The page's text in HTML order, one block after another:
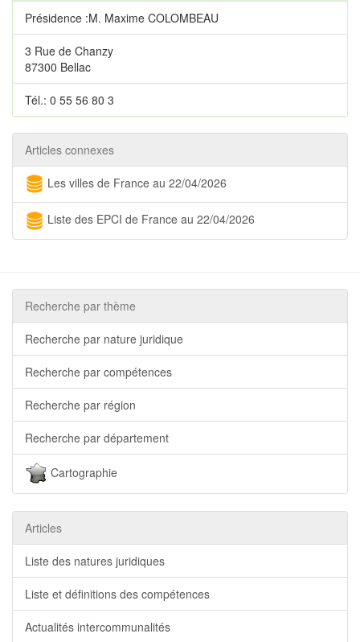
Présidence :M. Maxime COLOMBEAU
3 Rue de Chanzy
87300 Bellac
Tél.: 0 55 56 80 3
Articles connexes
Les villes de France au 22/04/2026
Liste des EPCI de France au 22/04/2026
Recherche par thème
Recherche par nature juridique
Recherche par compétences
Recherche par région
Recherche par département
Cartographie
Articles
Liste des natures juridiques
Liste et définitions des compétences
Actualités intercommunalités